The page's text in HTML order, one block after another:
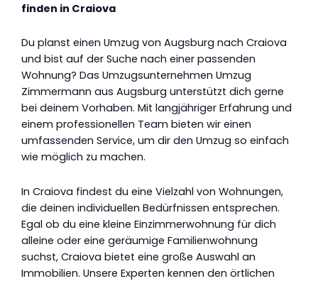
finden in Craiova
Du planst einen Umzug von Augsburg nach Craiova
und bist auf der Suche nach einer passenden
Wohnung? Das Umzugsunternehmen Umzug
Zimmermann aus Augsburg unterstützt dich gerne
bei deinem Vorhaben. Mit langjähriger Erfahrung und
einem professionellen Team bieten wir einen
umfassenden Service, um dir den Umzug so einfach
wie möglich zu machen.
In Craiova findest du eine Vielzahl von Wohnungen,
die deinen individuellen Bedürfnissen entsprechen.
Egal ob du eine kleine Einzimmerwohnung für dich
alleine oder eine geräumige Familienwohnung
suchst, Craiova bietet eine große Auswahl an
Immobilien. Unsere Experten kennen den örtlichen